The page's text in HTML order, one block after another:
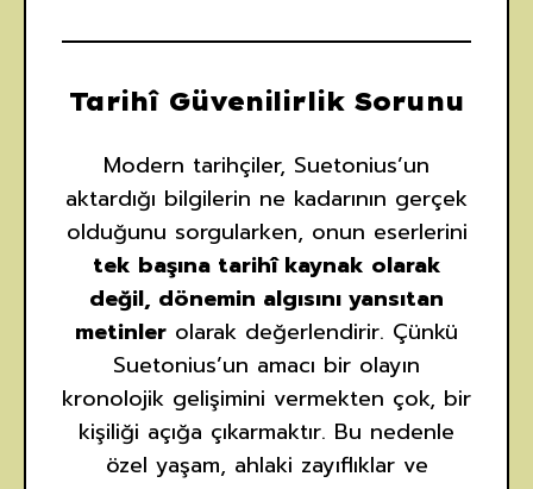
Tarihî Güvenilirlik Sorunu
Modern tarihçiler, Suetonius’un
aktardığı bilgilerin ne kadarının gerçek
olduğunu sorgularken, onun eserlerini
tek başına tarihî kaynak olarak
değil, dönemin algısını yansıtan
metinler olarak değerlendirir. Çünkü
Suetonius’un amacı bir olayın
kronolojik gelişimini vermekten çok, bir
kişiliği açığa çıkarmaktır. Bu nedenle
özel yaşam, ahlaki zayıflıklar ve